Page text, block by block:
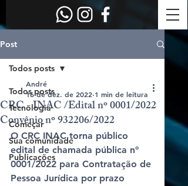
Post
Todos posts
Tecnologia
Começar
Sua comunidade
Publicações
Todos posts
CRC - INAC /Edital nº 0001/2022
Convênio nº 932206/2022
André
16 de dez. de 2022 1 min de leitura
O CRC INAC torna público
edital de chamada pública nº
0001/2022 para Contratação de
Pessoa Jurídica por prazo